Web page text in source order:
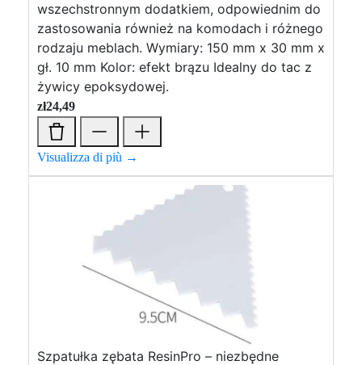
wszechstronnym dodatkiem, odpowiednim do
zastosowania również na komodach i różnego
rodzaju meblach. Wymiary: 150 mm x 30 mm x
gł. 10 mm Kolor: efekt brązu Idealny do tac z
żywicy epoksydowej.
zł24,49
Visualizza di più →
Szpatułka zębata ResinPro – niezbędne